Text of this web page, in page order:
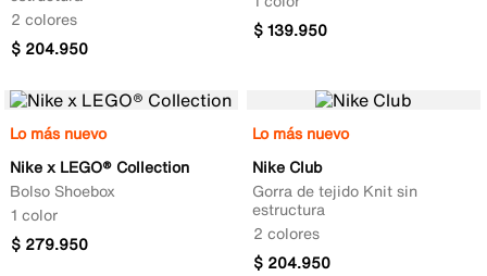
2 colores
$ 204.950
$139.950
Lo más nuevo
Nike x LEGO® Collection
Bolso Shoebox
1 color
$ 279.950
Lo más nuevo
Nike Club
Gorra de tejido Knit sin
estructura
2 colores
$ 204.950